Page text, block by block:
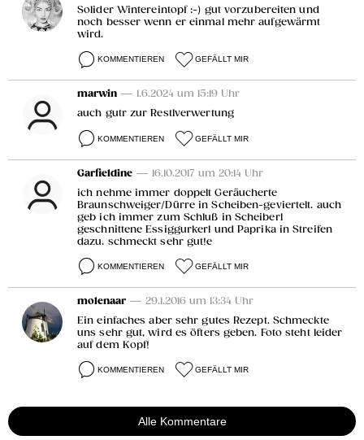
Solider Wintereintopf :-) gut vorzubereiten und
noch besser wenn er einmal mehr aufgewärmt
wird.
KOMMENTIEREN GEFÄLLT MIR
marwin — 1.6.2024 um 15:19 Uhr
auch gutr zur Restlverwertung
KOMMENTIEREN GEFÄLLT MIR
Garfieldine — 16.10.2017 um 20:14 Uhr
ich nehme immer doppelt Geräucherte
Braunschweiger/Dürre in Scheiben-geviertelt. auch
geb ich immer zum Schluß in Scheiberl
geschnittene Essiggurkerl und Paprika in Streifen
dazu. schmeckt sehr gut!e
KOMMENTIEREN GEFÄLLT MIR
molenaar — 29.1.2016 um 13:34 Uhr
Ein einfaches aber sehr gutes Rezept. Schmeckte
uns sehr gut, wird es öfters geben. Foto steht leider
auf dem Kopf!
KOMMENTIEREN GEFÄLLT MIR
Alle Kommentare